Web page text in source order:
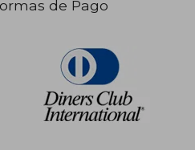
de Pago